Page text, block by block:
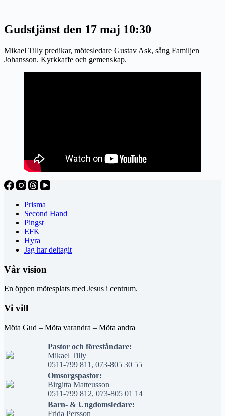
Gudstjänst den 17 maj 10:30
Mikael Tilly predikar, mötesledare Gustav Ask, sång Familjen
Johansson. Kyrkkaffe och gemenskap.
Prisma
Second Hand
Pingst
EFK
Hyra
Jag har deltagit
Vår vision
En öppen mötesplats med Jesus i centrum.
Vi vill
Möta Gud – Möta varandra – Möta andra
Pastor och föreståndare:
Mikael Tilly
0511-799 811, 073-805 30 55
Omsorgspastor:
Birgitta Matteusson
0511-799 812, 073-805 01 14
Barn- & Ungdomsledare:
Frida Persson